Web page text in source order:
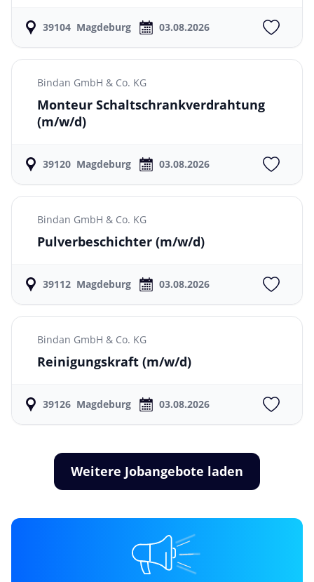
39104 Magdeburg 03.08.2026
Bindan GmbH & Co. KG
Monteur Schaltschrankverdrahtung
(m/w/d)
39120 Magdeburg 03.08.2026
Bindan GmbH & Co. KG
Pulverbeschichter (m/w/d)
39112 Magdeburg 03.08.2026
Bindan GmbH & Co. KG
Reinigungskraft (m/w/d)
39126 Magdeburg 03.08.2026
Weitere Jobangebote laden